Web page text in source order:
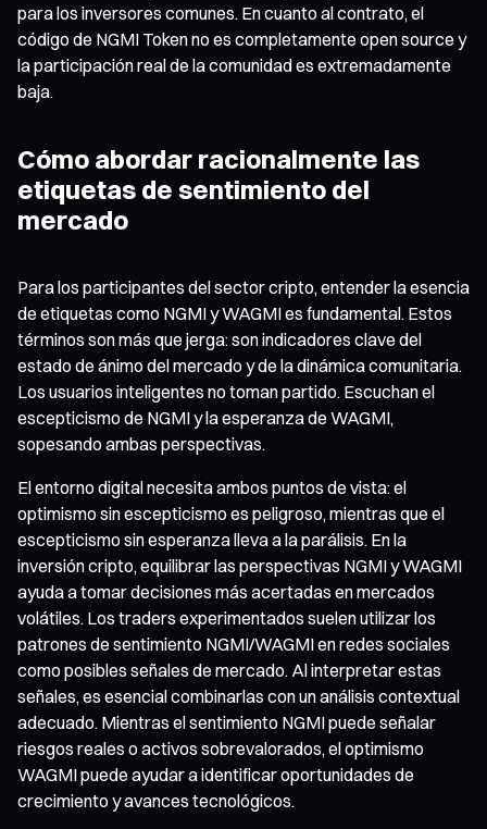
para los inversores comunes. En cuanto al contrato, el
código de NGMI Token no es completamente open source y
la participación real de la comunidad es extremadamente
baja.
Cómo abordar racionalmente las
etiquetas de sentimiento del
mercado
Para los participantes del sector cripto, entender la esencia
de etiquetas como NGMI y WAGMI es fundamental. Estos
términos son más que jerga: son indicadores clave del
estado de ánimo del mercado y de la dinámica comunitaria.
Los usuarios inteligentes no toman partido. Escuchan el
escepticismo de NGMI y la esperanza de WAGMI,
sopesando ambas perspectivas.
El entorno digital necesita ambos puntos de vista: el
optimismo sin escepticismo es peligroso, mientras que el
escepticismo sin esperanza lleva a la parálisis. En la
inversión cripto, equilibrar las perspectivas NGMI y WAGMI
ayuda a tomar decisiones más acertadas en mercados
volátiles. Los traders experimentados suelen utilizar los
patrones de sentimiento NGMI/WAGMI en redes sociales
como posibles señales de mercado. Al interpretar estas
señales, es esencial combinarlas con un análisis contextual
adecuado. Mientras el sentimiento NGMI puede señalar
riesgos reales o activos sobrevalorados, el optimismo
WAGMI puede ayudar a identificar oportunidades de
crecimiento y avances tecnológicos.